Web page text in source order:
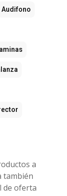
Audifono
a
también
de oferta